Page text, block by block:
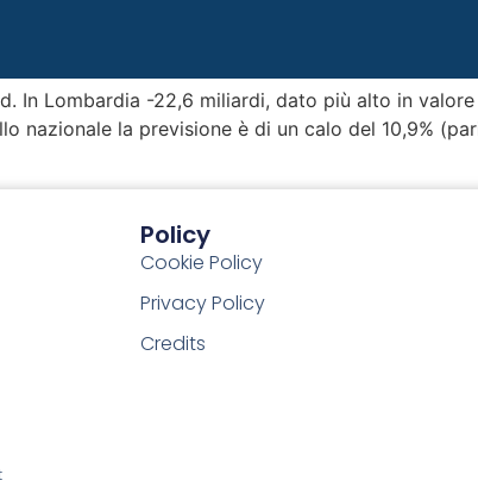
In Lombardia -22,6 miliardi, dato più alto in
nazionale la previsione è di un calo del 10,9%
Policy
Cookie Policy
Privacy Policy
Credits